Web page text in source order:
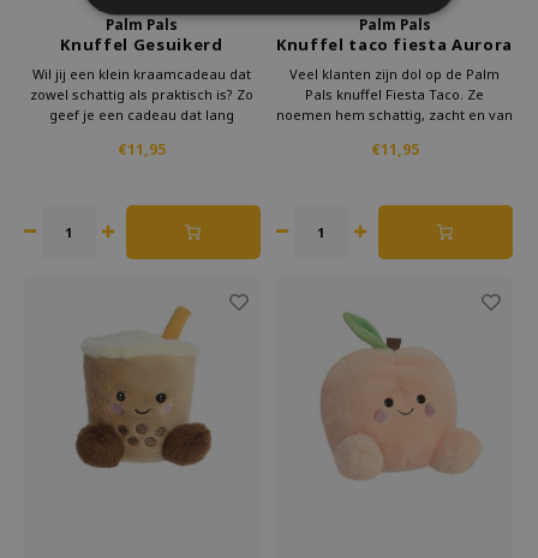
Palm Pals
Knuffel Gesuikerd
Kaneelbroodje Aurora 13
cm
Wil jij een klein kraamcadeau dat
zowel schattig als praktisch is? Zo
geef je een cadeau dat lang
vormt aan de eerste weken van
ouders en baby’s leuk vinden.
€11,95
Palm Pals
Knuffel taco fiesta Aurora
13 cm
Veel klanten zijn dol op de Palm
Pals knuffel Fiesta Taco. Ze
noemen hem schattig, zacht en van
producent, heeft jarenlange
vertrouwen bij je aankoop.
€11,95